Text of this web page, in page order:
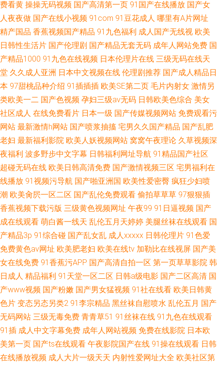
费看黄 操操无码视频 国产高清第一页 91国产在线播放 国产女
人夜夜做 国产在线小视频 91com 91豆花成人 哪里有A片网址
精产国品 香蕉视频国产精品 91九色福利 成人国产无线视 欧美
日韩性生活片 国产伦理剧 国产精品无套无码 成年人网站免费 国
产精品1000 91九色在线视频 日本伦理片在线 三级无码在线天
堂 久久成人亚洲 日本中文视频在线 伦理剧推荐 国产成人精品日
本 97甜桃品种介绍 91插插插 欧美SE第二页 毛片内射女 激情另
类欧美一二 国产色视频 孕妇三级av无码 日韩欧美色综合 美女
社区成人 在线免费看片 日本一级 国产传媒视频网站 免费观看污
网站 最新激情h网站 国产喷浆抽搐 宅男久久国产精品 国产乱肥
老妇 最新福利影院 欧美人妖视频网站 窝窝午夜理论 久草视频深
夜福利 波多野步中文字幕 日韩福利网址导航 91精品国产社区
超碰无码在线 欧美日韩高清免费 国产激情视频三区 宅男福利在
线播放 91视频污导航 国产啪亚洲国 欧美性爱密臀 疯狂少妇喷
潮 欧美肏屄一区二区 国产乱伦免费观看 偷拍草草草 97狠狠插
香蕉视频下载污版 三级黄色视频网址 午夜99 91日逼视频 国产
成在线观看 萌白酱一线天 乱伦五月天婷婷 美腿丝袜在线观看 国
产精品3p 91综合碰 国产乱女乱 成人xxxxx 日韩伦理片 91色爱
免费黄色av网址 欧美肥老妇 欧美在线tv 加勒比在线视屏 国产美
女在线免费 91香蕉污APP 国产高清自拍一区 第一页草草影院 韩
日成人 精品福利 91天堂一区二区 日韩a级电影 国产二区高清 国
产www视频 国产粉嫩 国产男女猛视频 91社在线看 欧美日韩黄
色片 变态另态另类2 91李宗精品 黑丝袜自慰喷水 乱伦五月 国产
无码网站 三级无毒免费 青青草51 91丝袜在线 91九色在线观看
91插 成人中文字幕免费 成年人网站视频 免费在线影院 日本欧
美第一页 国产ts在线观看 午夜影院国产在线 91操在线观看 日韩
在线播放视频 成人大片一级天天 内射性爱网址大全 欧美社区第